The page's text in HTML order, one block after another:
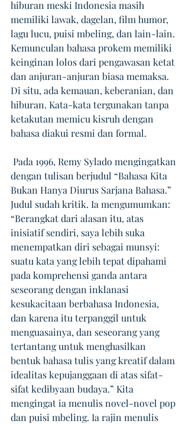
hiburan meski Indonesia masih
memiliki lawak, dagelan, film humor,
lagu lucu, puisi mbeling, dan lain-lain.
Kemunculan bahasa prokem memiliki
keinginan lolos dari pengawasan ketat
dan anjuran-anjuran biasa memaksa.
Di situ, ada kemauan, keberanian, dan
hiburan. Kata-kata tergunakan tanpa
ketakutan memicu kisruh dengan
bahasa diakui resmi dan formal.
dengan tulisan berjudul “Bahasa Kita
Bukan Hanya Diurus Sarjana Bahasa.”
Judul sudah kritik. Ia mengumumkan:
“Berangkat dari alasan itu, atas
inisiatif sendiri, saya lebih suka
menempatkan diri sebagai munsyi:
suatu kata yang lebih tepat dipahami
pada komprehensi ganda antara
seseorang dengan inklanasi
kesukacitaan berbahasa Indonesia,
dan karena itu terpanggil untuk
menguasainya, dan seseorang yang
tertantang untuk menghasilkan
bentuk bahasa tulis yang kreatif dalam
idealitas kepujanggaan di atas sifat-
sifat kedibyaan budaya.” Kita
mengingat ia menulis novel-novel pop
dan puisi mbeling. Ia rajin menulis